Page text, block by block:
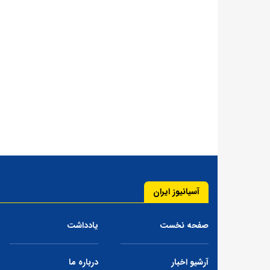
آسیانیوز ایران
صفحه نخست یادداشت
آرشیو اخبار درباره ما